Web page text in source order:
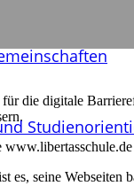
die digitale
seine